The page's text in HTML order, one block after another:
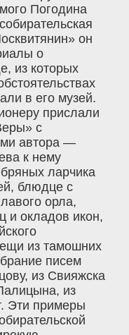
Погодина
он
о
из которых
в его музей.
прислали
с
автора —
к нему
ларчика
блюдце с
орла,
и окладов икон,
из тамошних
писем
из Свияжска
из
Эти примеры